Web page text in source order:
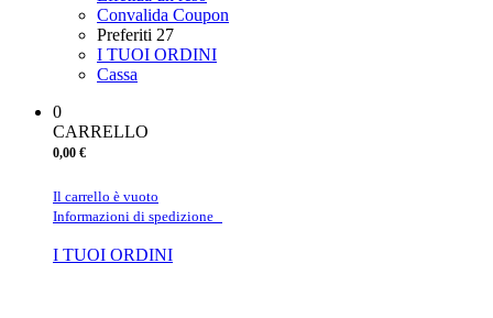
Convalida Coupon
Preferiti 27
I TUOI ORDINI
Cassa
0
CARRELLO
0,00 €
Il carrello è vuoto
Informazioni di spedizione
I TUOI ORDINI